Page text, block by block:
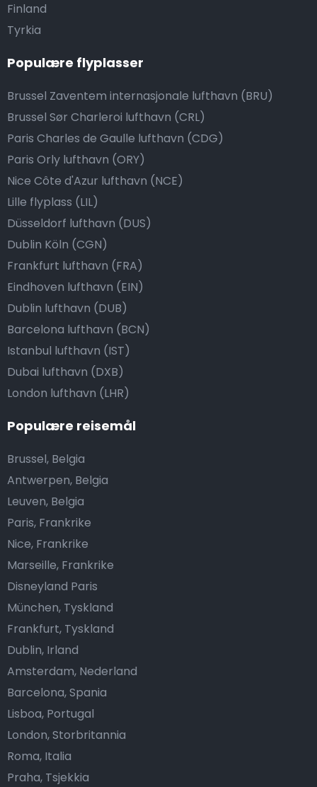
Finland
Tyrkia
Populære flyplasser
Brussel Zaventem internasjonale lufthavn (BRU)
Brussel Sør Charleroi lufthavn (CRL)
Paris Charles de Gaulle lufthavn (CDG)
Paris Orly lufthavn (ORY)
Nice Côte d'Azur lufthavn (NCE)
Lille flyplass (LIL)
Düsseldorf lufthavn (DUS)
Dublin Köln (CGN)
Frankfurt lufthavn (FRA)
Eindhoven lufthavn (EIN)
Dublin lufthavn (DUB)
Barcelona lufthavn (BCN)
Istanbul lufthavn (IST)
Dubai lufthavn (DXB)
London lufthavn (LHR)
Populære reisemål
Brussel, Belgia
Antwerpen, Belgia
Leuven, Belgia
Paris, Frankrike
Nice, Frankrike
Marseille, Frankrike
Disneyland Paris
München, Tyskland
Frankfurt, Tyskland
Dublin, Irland
Amsterdam, Nederland
Barcelona, Spania
Lisboa, Portugal
London, Storbritannia
Roma, Italia
Praha, Tsjekkia